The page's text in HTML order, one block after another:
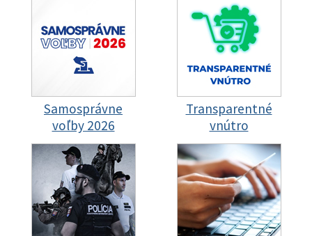
Samosprávne
voľby 2026
Transparentné
vnútro